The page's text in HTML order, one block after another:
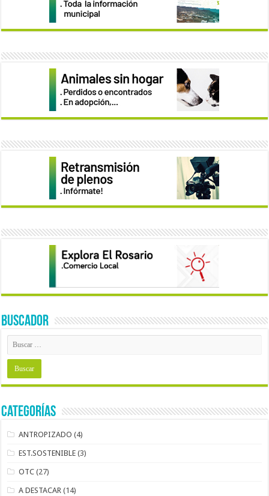
BUSCADOR
Categorías
ANTROPIZADO (4)
EST.SOSTENIBLE (3)
OTC (27)
A DESTACAR (14)